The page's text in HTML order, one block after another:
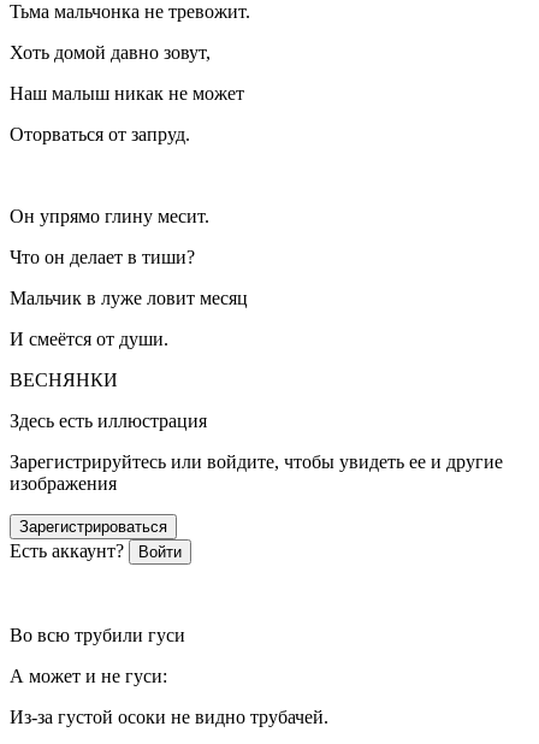
Тьма мальчонка не тревожит.
Хоть домой давно зовут,
Наш малыш никак не может
Оторваться от запруд.
Он упрямо глину месит.
Что он делает в тиши?
Мальчик в луже ловит месяц
И смеётся от души.
ВЕСНЯНКИ
Здесь есть иллюстрация
Зарегистрируйтесь или войдите, чтобы увидеть ее и другие
изображения
Зарегистрироваться
Есть аккаунт? Войти
Во всю трубили гуси
А может и не гуси:
Из-за густой осоки не видно трубачей.